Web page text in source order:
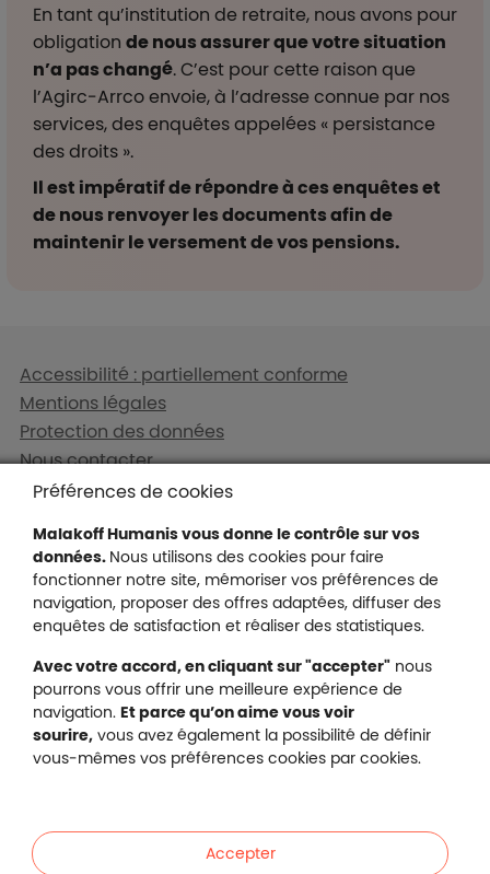
En tant qu’institution de retraite, nous avons pour
obligation de nous assurer que votre situation
n’a pas changé. C’est pour cette raison que
l’Agirc-Arrco envoie, à l’adresse connue par nos
services, des enquêtes appelées « persistance
des droits ».
Il est impératif de répondre à ces enquêtes et
de nous renvoyer les documents afin de
maintenir le versement de vos pensions.
Liens en bas de page
Accessibilité : partiellement conforme
Mentions légales
Protection des données
Nous contacter
Plan du site
Malakoff Humanis sur Facebook
Malakoff Humanis sur YouTube
Malakoff Humanis sur X
Malakoff Humanis
Footer autres sites
Mutuelle santé, prévoyance, épargne, retraite,
Malakoff Humanis à vos côtés.
Entreprises
Préférences de cookies
Malakoff Humanis vous donne le contrôle sur vos
données. Nous utilisons des cookies pour faire
fonctionner notre site, mémoriser vos préférences de
navigation, proposer des offres adaptées, diffuser des
enquêtes de satisfaction et réaliser des statistiques.
Avec votre accord, en cliquant sur "accepter" nous
pourrons vous offrir une meilleure expérience de
navigation. Et parce qu’on aime vous voir
sourire, vous avez également la possibilité de définir
vous-mêmes vos préférences cookies par cookies.
Accepter